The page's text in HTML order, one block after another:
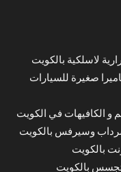
لاسلكية بالكويت
صغيرة للسيارات
الكافيهات في الكويت
وسيرفس بالكويت
بالكويت
تجسس بالكويت